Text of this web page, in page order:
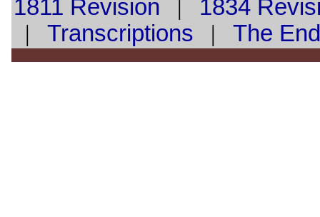
1811 Revision | 1834
| Transcriptions | The End